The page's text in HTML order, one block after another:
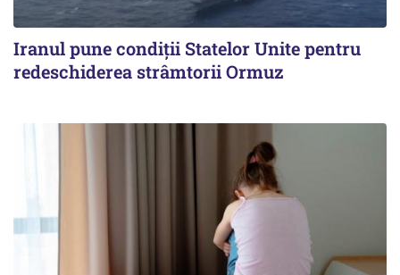
Iranul pune condiții Statelor Unite pentru
redeschiderea strâmtorii Ormuz